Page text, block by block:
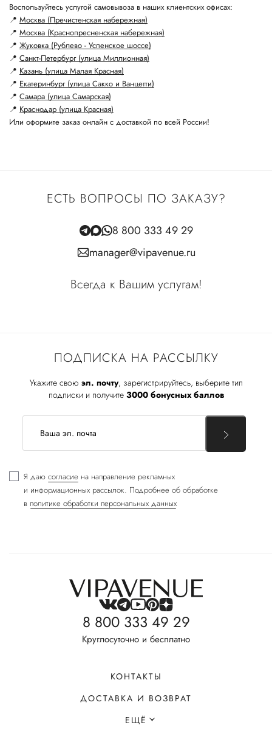
Воспользуйтесь услугой самовывоза в наших клиентских офисах:
📍 Москва (Пречистенская набережная)
📍 Москва (Краснопресненская набережная)
📍 Жуковка (Рублево - Успенское шоссе)
📍 Санкт-Петербург (улица Миллионная)
📍 Казань (улица Малая Красная)
📍 Екатеринбург (улица Сакко и Ванцетти)
📍 Самара (улица Самарская)
📍 Краснодар (улица Красная)
Или оформите заказ онлайн с доставкой по всей России!
ПОДПИСКА НА РАССЫЛКУ
Укажите свою эл. почту, зарегистрируйтесь, выберите тип
подписки и получите 3000 бонусных баллов
Я даю согласие на направление рекламных
и информационных рассылок. Подробнее об обработке
в политике обработки персональных данных
ЕСТЬ ВОПРОСЫ ПО ЗАКАЗУ?
8 800 333 49 29
manager@vipavenue.ru
Всегда к Вашим услугам!
8 800 333 49 29
Круглосуточно и бесплатно
КОНТАКТЫ
ДОСТАВКА И ВОЗВРАТ
ЕЩЁ